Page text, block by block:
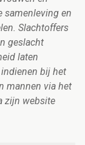
samenleving en
Slachtoffers
geslacht
laten
bij het
mannen via het
zijn website